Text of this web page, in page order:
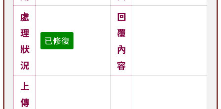
處
理
狀
況
已修復
回
覆
內
容
上
傳